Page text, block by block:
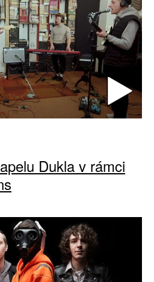
Dukla v rámci